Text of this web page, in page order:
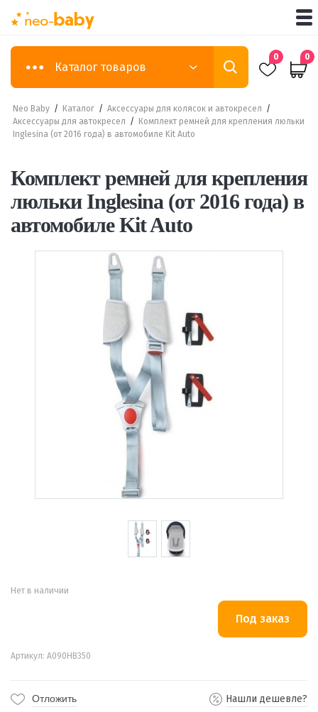
Каталог товаров
0 0
Neo Baby / Каталог / Аксессуары для колясок и автокресел /
Аксессуары для автокресел /
Комплект ремней для крепления люльки
Inglesina (от 2016 года) в автомобиле Kit Auto
Комплект ремней для крепления
люльки Inglesina (от 2016 года) в
автомобиле Kit Auto
Нет в наличии
Артикул: A090HB350
Отложить Нашли дешевле?